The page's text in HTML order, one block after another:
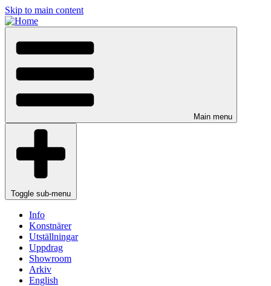
Skip to main content
Main menu
Toggle sub-menu
Info
Konstnärer
Utställningar
Uppdrag
Showroom
Arkiv
English